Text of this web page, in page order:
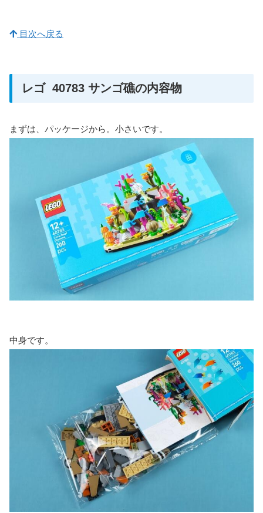
目次へ戻る
レゴ 40783 サンゴ礁の内容物
まずは、パッケージから。小さいです。
中身です。